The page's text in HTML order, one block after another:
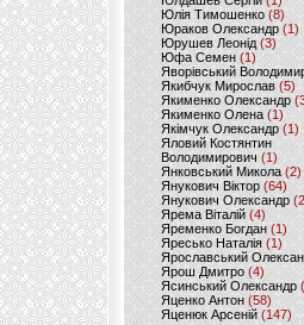
Юлія Тимошенко (8)
Юраков Олександр (1)
Юрушев Леонід (3)
Юфа Семен (1)
Яворівський
Якибчук Мирослав (5)
Якименко Олександр
Якименко Олена(1)
Якімчук Олександр (1)
Яловий Костянтин
Володимирович (1)
Янковський Микола(2)
Янукович Віктор (64)
Янукович Олександр
Ярема Віталій(4)
Яременко Богдан(1)
Яресько Наталія(1)
Ярославський
Ярош Дмитро (4)
Ясинський Олександр
Яценко Антон(58)
Яценюк Арсеній (147)